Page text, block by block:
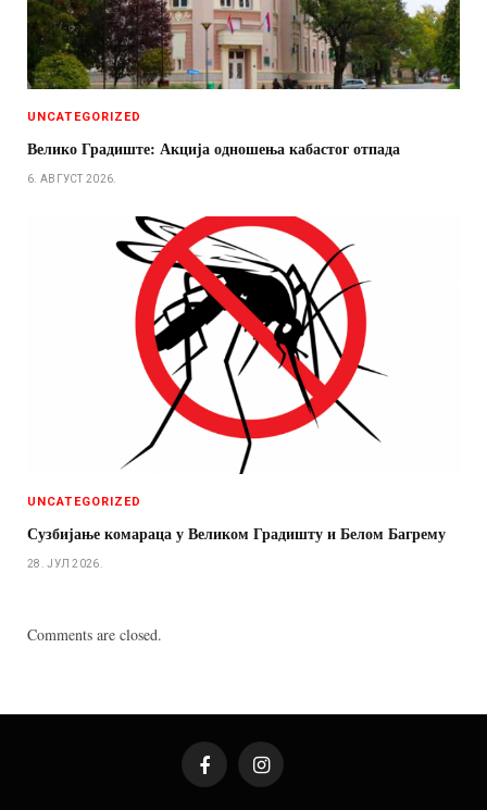
UNCATEGORIZED
Велико Градиште: Акција одношења кабастог отпада
6. АВГУСТ 2026.
UNCATEGORIZED
Сузбијање комараца у Великом Градишту и Белом Багрему
28. ЈУЛ 2026.
Comments are closed.
FacebookInstagram